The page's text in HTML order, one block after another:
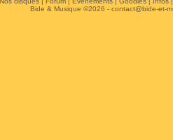
Bide & Musique ©2026 - contact@bide-et-